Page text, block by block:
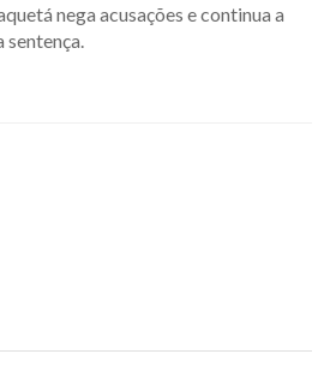
nega acusações e continua a